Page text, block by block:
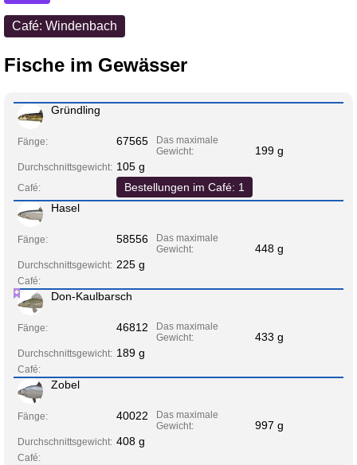
Café: Windenbach
Fische im Gewässer
Gründling
Fänge: 67565
Das maximale
Gewicht:
199 g
Durchschnittsgewicht: 105 g
Café:
Bestellungen im Café: 1
Hasel
Fänge: 58556
Das maximale
Gewicht:
448 g
Durchschnittsgewicht: 225 g
Café:
Don-Kaulbarsch
Fänge: 46812
Das maximale
Gewicht:
433 g
Durchschnittsgewicht: 189 g
Café:
Zobel
Fänge: 40022
Das maximale
Gewicht:
997 g
Durchschnittsgewicht: 408 g
Café: